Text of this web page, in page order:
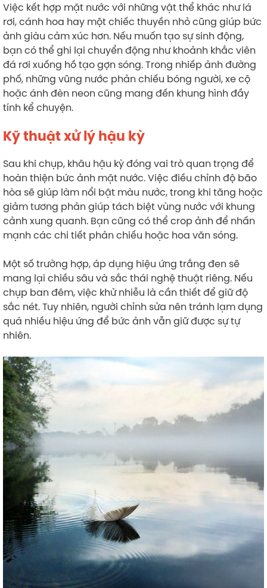
Việc kết hợp mặt nước với những vật thể khác như lá
rơi, cánh hoa hay một chiếc thuyền nhỏ cũng giúp bức
ảnh giàu cảm xúc hơn. Nếu muốn tạo sự sinh động,
bạn có thể ghi lại chuyển động như khoảnh khắc viên
đá rơi xuống hồ tạo gợn sóng. Trong nhiếp ảnh đường
phố, những vũng nước phản chiếu bóng người, xe cộ
hoặc ánh đèn neon cũng mang đến khung hình đầy
tính kể chuyện.
Kỹ thuật xử lý hậu kỳ
Sau khi chụp, khâu hậu kỳ đóng vai trò quan trọng để
hoàn thiện bức ảnh mặt nước. Việc điều chỉnh độ bão
hòa sẽ giúp làm nổi bật màu nước, trong khi tăng hoặc
giảm tương phản giúp tách biệt vùng nước với khung
cảnh xung quanh. Bạn cũng có thể crop ảnh để nhấn
mạnh các chi tiết phản chiếu hoặc hoa văn sóng.
Một số trường hợp, áp dụng hiệu ứng trắng đen sẽ
mang lại chiều sâu và sắc thái nghệ thuật riêng. Nếu
chụp ban đêm, việc khử nhiễu là cần thiết để giữ độ
sắc nét. Tuy nhiên, người chỉnh sửa nên tránh lạm dụng
quá nhiều hiệu ứng để bức ảnh vẫn giữ được sự tự
nhiên.